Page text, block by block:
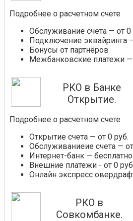
Подробнее о расчетном счете
Обслуживание счета — от
Подключение эквайринга
Бонусы от партнёров
Межбанковские платежи
РКО в Банке
Открытие.
Подробнее о расчетном счете
Открытие счета — от 0 руб.
Обслуживаниеие счета —
Интернет-банк — бесплатно
Внешние платежи - от 0
Онлайн экспресс
РКО в
Совкомбанке.